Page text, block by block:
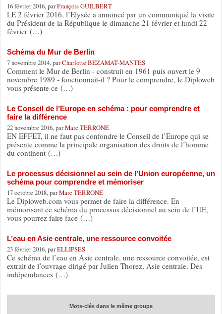
16 février 2016, parFrançois GUILBERT
LE 2 février 2016, l’Elysée a annoncé par un communiqué la visite
du Président de la République le dimanche 21 février et lundi 22
février (…)
Schéma du Mur de Berlin
7 novembre 2014, parCharlotte BEZAMAT-MANTES
Comment le Mur de Berlin - construit en 1961 puis ouvert le 9
novembre 1989 - fonctionnait-il ? Pour le comprendre, le Diploweb
vous présente ce (…)
Le Conseil de l’Europe en schéma : pour comprendre et
faire la différence
22 novembre 2016, parMarc TERRONE
EN EFFET, il ne faut pas confondre le Conseil de l’Europe qui se
présente comme la principale organisation des droits de l’homme
du continent (…)
Le processus décisionnel au sein de l’Union européenne, un
schéma pour comprendre et mémoriser
17 octobre 2018, parMarc TERRONE
Le Diploweb.com vous permet de faire la différence. En
mémorisant ce schéma du processus décisionnel au sein de l’UE,
vous pourrez faire face (…)
L’eau en Asie centrale, une ressource convoitée
23 février 2016, parELLIPSES
Ce schéma de l’eau en Asie centrale, une ressource convoitée, est
extrait de l’ouvrage dirigé par Julien Thorez, Asie centrale. Des
indépendances (…)
Mots-clés dans le même groupe